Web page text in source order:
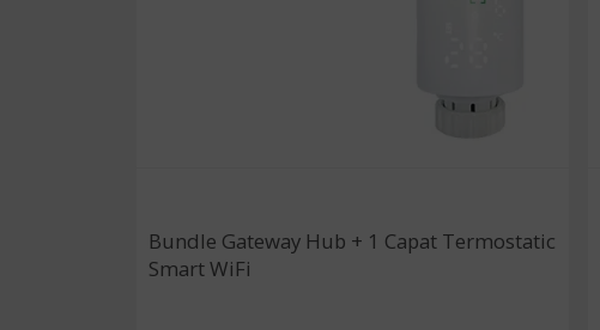
Bundle Gateway Hub + 1 Capat Termostatic
Smart WiFi